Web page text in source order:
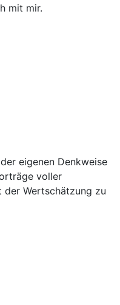
mit mir.
eigenen Denkweise
voller
der Wertschätzung zu